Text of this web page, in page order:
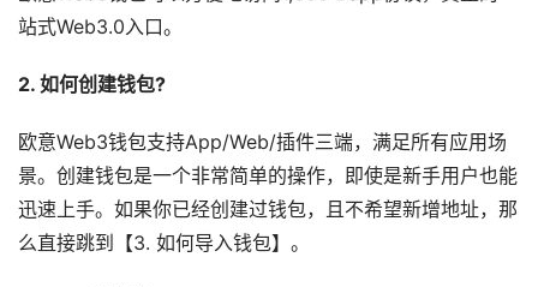
站式Web3.0入口。
2. 如何创建钱包?
欧意Web3钱包支持App/Web/插件三端，满足所有应用场
景。创建钱包是一个非常简单的操作，即使是新手用户也能
迅速上手。如果你已经创建过钱包，且不希望新增地址，那
么直接跳到【3. 如何导入钱包】。